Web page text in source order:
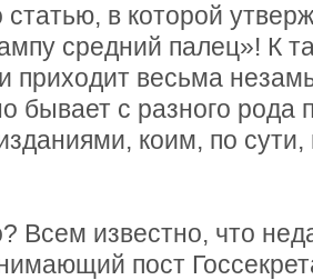
статью, в которой
средний палец»! К
приходит весьма
бывает с разного рода
коим, по сути,
Всем известно, что
пост